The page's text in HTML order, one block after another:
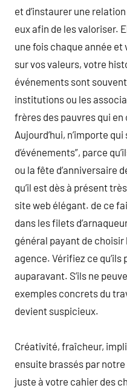
et d’instaurer une
eux afin de les valoriser.
une fois chaque année
sur vos valeurs, votre
événements sont
institutions ou les
frères des pauvres qui
Aujourd’hui, n’importe
d’événements”, parce
ou la fête d’anniversaire
qu’il est dès à présent
site web élégant. de ce
dans les filets
général payant de choisir
agence. Vérifiez ce
auparavant. S’ils ne
exemples concrets du
devient suspicieux.
Créativité, fraîcheur,
ensuite brassés par
juste à votre cahier des